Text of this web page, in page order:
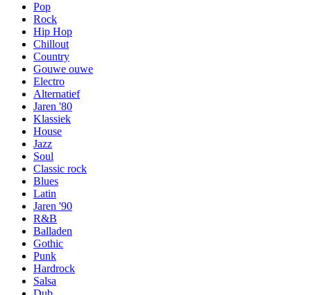
Pop
Rock
Hip Hop
Chillout
Country
Gouwe ouwe
Electro
Alternatief
Jaren '80
Klassiek
House
Jazz
Soul
Classic rock
Blues
Latin
Jaren '90
R&B
Balladen
Gothic
Punk
Hardrock
Salsa